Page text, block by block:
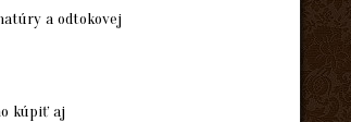
a odtokovej
kúpiť aj